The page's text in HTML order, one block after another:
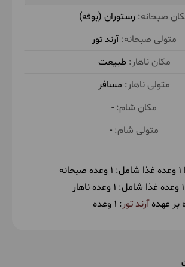
رستوران (بوفه)
آرند تور
طبیعت
مسافر
-
-
1 وعده صبحانه
1 وعده ناهار
بر عهدهآرند تور: 1 وعده